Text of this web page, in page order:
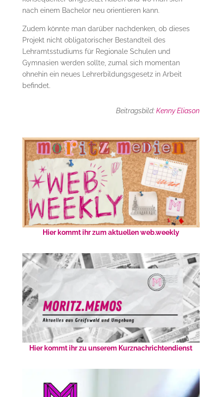
nach einem Bachelor neu orientieren kann.
Zudem könnte man darüber nachdenken, ob dieses
Projekt nicht obligatorischer Bestandteil des
Lehramtsstudiums für Regionale Schulen und
Gymnasien werden sollte, zumal sich momentan
ohnehin ein neues Lehrerbildungsgesetz in Arbeit
befindet.
Beitragsbild:Kenny Eliason
Hier kommt ihr zum aktuellen web.weekly
Hier kommt ihr zu unserem Kurznachrichtendienst